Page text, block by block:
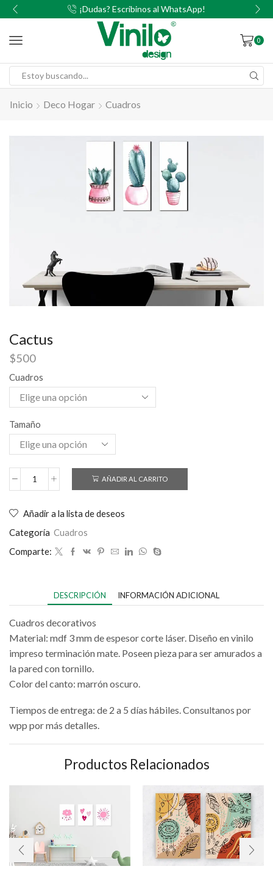
¡Dudas? Escribinos al WhatsApp!
0
Inicio Deco Hogar Cuadros
Cactus
$500
Cuadros
Tamaño
AÑADIR AL CARRITO
Añadir a la lista de deseos
Categoría Cuadros
Comparte:
DESCRIPCIÓN INFORMACIÓN ADICIONAL
Cuadros decorativos
Material: mdf 3 mm de espesor corte láser. Diseño en vinilo
impreso terminación mate. Poseen pieza para ser amurados a
la pared con tornillo.
Color del canto: marrón oscuro.
Tiempos de entrega: de 2 a 5 días hábiles. Consultanos por
wpp por más detalles.
Productos Relacionados